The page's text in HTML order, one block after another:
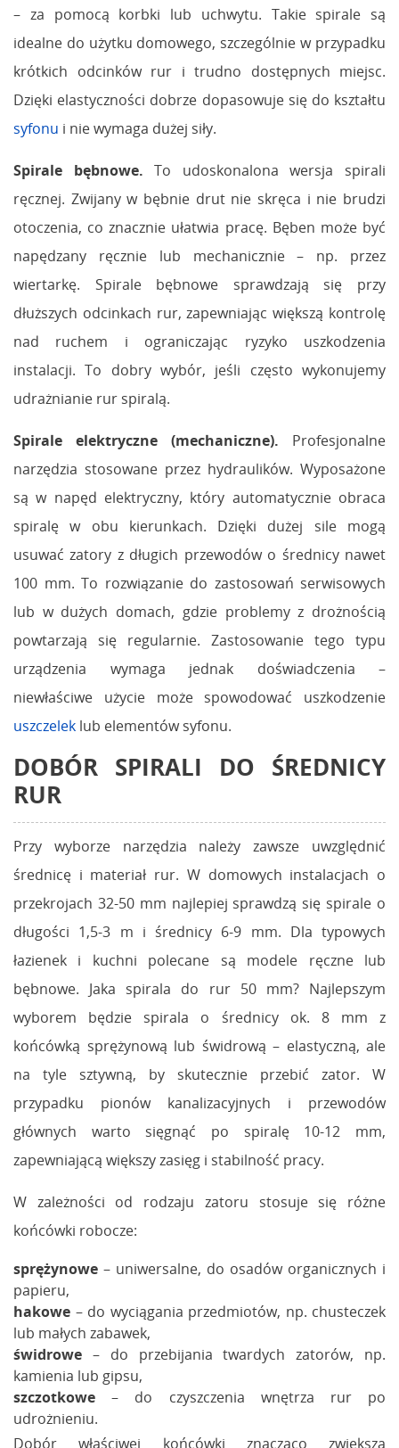
– za pomocą korbki lub uchwytu. Takie spirale są
idealne do użytku domowego, szczególnie w przypadku
krótkich odcinków rur i trudno dostępnych miejsc.
Dzięki elastyczności dobrze dopasowuje się do kształtu
syfonu i nie wymaga dużej siły.
Spirale bębnowe.To udoskonalona wersja spirali
ręcznej. Zwijany w bębnie drut nie skręca i nie brudzi
otoczenia, co znacznie ułatwia pracę. Bęben może być
napędzany ręcznie lub mechanicznie – np. przez
wiertarkę. Spirale bębnowe sprawdzają się przy
dłuższych odcinkach rur, zapewniając większą kontrolę
nad ruchem i ograniczając ryzyko uszkodzenia
instalacji. To dobry wybór, jeśli często wykonujemy
udrażnianie rur spiralą.
Spirale elektryczne (mechaniczne). Profesjonalne
narzędzia stosowane przez hydraulików. Wyposażone
są w napęd elektryczny, który automatycznie obraca
spiralę w obu kierunkach. Dzięki dużej sile mogą
usuwać zatory z długich przewodów o średnicy nawet
100 mm. To rozwiązanie do zastosowań serwisowych
lub w dużych domach, gdzie problemy z drożnością
powtarzają się regularnie. Zastosowanie tego typu
urządzenia wymaga jednak doświadczenia –
niewłaściwe użycie może spowodować uszkodzenie
uszczelek lub elementów syfonu.
DOBÓR SPIRALI DO ŚREDNICY
RUR
Przy wyborze narzędzia należy zawsze uwzględnić
średnicę i materiał rur. W domowych instalacjach o
przekrojach 32-50 mm najlepiej sprawdzą się spirale o
długości 1,5-3 m i średnicy 6-9 mm. Dla typowych
łazienek i kuchni polecane są modele ręczne lub
bębnowe. Jaka spirala do rur 50 mm? Najlepszym
wyborem będzie spirala o średnicy ok. 8 mm z
końcówką sprężynową lub świdrową – elastyczną, ale
na tyle sztywną, by skutecznie przebić zator. W
przypadku pionów kanalizacyjnych i przewodów
głównych warto sięgnąć po spiralę 10-12 mm,
zapewniającą większy zasięg i stabilność pracy.
W zależności od rodzaju zatoru stosuje się różne
końcówki robocze:
sprężynowe – uniwersalne, do osadów organicznych i
papieru,
hakowe – do wyciągania przedmiotów, np. chusteczek
lub małych zabawek,
świdrowe – do przebijania twardych zatorów, np.
kamienia lub gipsu,
szczotkowe – do czyszczenia wnętrza rur po
udrożnieniu.
Dobór właściwej końcówki znacząco zwiększa